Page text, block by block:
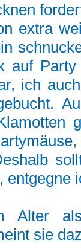
extra
auf
ich
entgegne
Alter
sie